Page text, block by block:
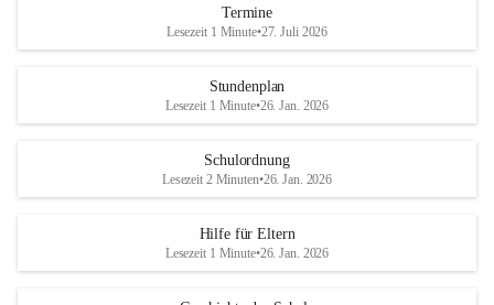
Termine
Lesezeit 1 Minute•27. Juli 2026
Stundenplan
Lesezeit 1 Minute•26. Jan. 2026
Schulordnung
Lesezeit 2 Minuten•26. Jan. 2026
Hilfe für Eltern
Lesezeit 1 Minute•26. Jan. 2026